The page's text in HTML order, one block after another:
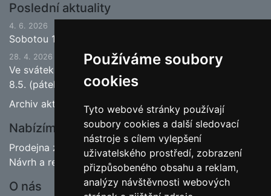
Používáme soubory
cookies
Tyto webové stránky používají
soubory cookies a další sledovací
nástroje s cílem vylepšení
uživatelského prostředí, zobrazení
přizpůsobeného obsahu a reklam,
analýzy návštěvnosti webových
Poslední aktuality
4. 6. 2026
Sobotou 13.6.2026 bude ukončena jarní sezona.
28. 4. 2026
Ve svátek 1.5. (pátek) bude naše prodejna zavřena a
8.5. (pátek) bude otevřeno.
Archiv aktualit
Nabízíme
Prodejna zahradnictví
Návrh a realizace zahrad
O nás